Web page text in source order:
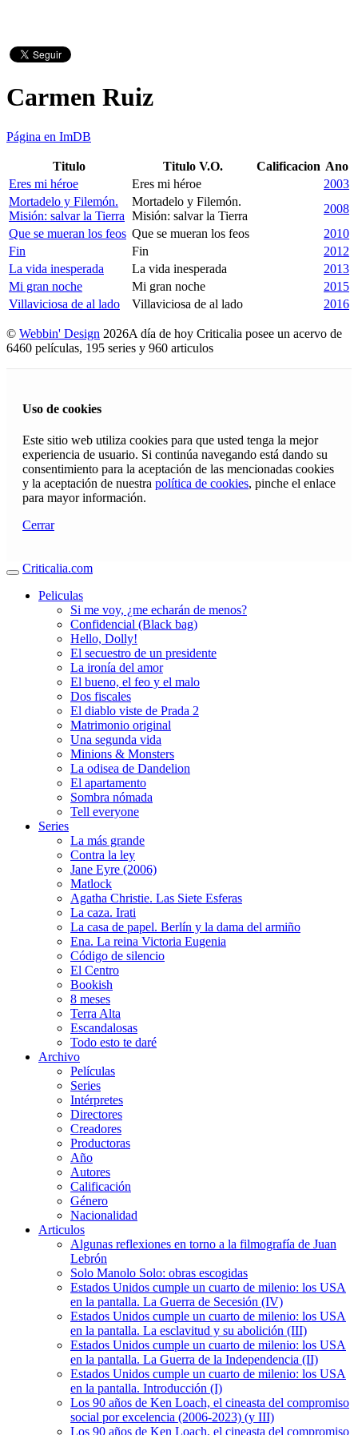
Carmen Ruiz
Página en ImDB
Titulo Titulo V.O. Calificacion Ano
Eres mi héroe
Eres mi héroe
2003
Mortadelo y Filemón.
Misión: salvar la Tierra
Mortadelo y Filemón.
Misión: salvar la Tierra
2008
Que se mueran los feos Que se mueran los feos
2010
Fin
Fin
2012
La vida inesperada
La vida inesperada
2013
Mi gran noche
Mi gran noche
2015
Villaviciosa de al lado
Villaviciosa de al lado 2016
© Webbin' Design 2026A día de hoy Criticalia posee un acervo de
6460 películas, 195 series y 960 articulos
Uso de cookies
Este sitio web utiliza cookies para que usted tenga la mejor
experiencia de usuario. Si continúa navegando está dando su
consentimiento para la aceptación de las mencionadas cookies
y la aceptación de nuestra política de cookies, pinche el enlace
para mayor información.
Cerrar
Criticalia.com
Peliculas
Si me voy, ¿me echarán de menos?
Confidencial (Black bag)
Hello, Dolly!
El secuestro de un presidente
La ironía del amor
El bueno, el feo y el malo
Dos fiscales
El diablo viste de Prada 2
Matrimonio original
Una segunda vida
Minions & Monsters
La odisea de Dandelion
El apartamento
Sombra nómada
Tell everyone
Series
La más grande
Contra la ley
Jane Eyre (2006)
Matlock
Agatha Christie. Las Siete Esferas
La caza. Irati
La casa de papel. Berlín y la dama del armiño
Ena. La reina Victoria Eugenia
Código de silencio
El Centro
Bookish
8 meses
Terra Alta
Escandalosas
Todo esto te daré
Archivo
Películas
Series
Intérpretes
Directores
Creadores
Productoras
Año
Autores
Calificación
Género
Nacionalidad
Articulos
Algunas reflexiones en torno a la filmografía de Juan
Lebrón
Solo Manolo Solo: obras escogidas
Estados Unidos cumple un cuarto de milenio: los USA
en la pantalla. La Guerra de Secesión (IV)
Estados Unidos cumple un cuarto de milenio: los USA
en la pantalla. La esclavitud y su abolición (III)
Estados Unidos cumple un cuarto de milenio: los USA
en la pantalla. La Guerra de la Independencia (II)
Estados Unidos cumple un cuarto de milenio: los USA
en la pantalla. Introducción (I)
Los 90 años de Ken Loach, el cineasta del compromiso
social por excelencia (2006-2023) (y III)
Los 90 años de Ken Loach, el cineasta del compromiso